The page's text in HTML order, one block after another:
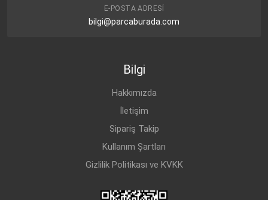
E-POSTA ADRESI
bilgi@parcaburada.com
Bilgi
Hakkımızda
İletişim
Sipariş Takip
Kullanım Şartları
Gizlilik Politikası ve KVKK